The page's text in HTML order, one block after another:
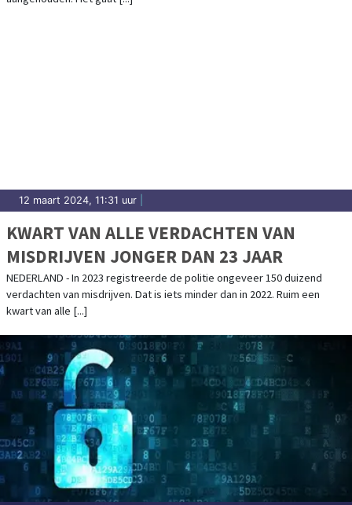
12 maart 2024, 11:31 uur
KWART VAN ALLE VERDACHTEN VAN
MISDRIJVEN JONGER DAN 23 JAAR
NEDERLAND - In 2023 registreerde de politie ongeveer 150 duizend
verdachten van misdrijven. Dat is iets minder dan in 2022. Ruim een
kwart van alle [...]